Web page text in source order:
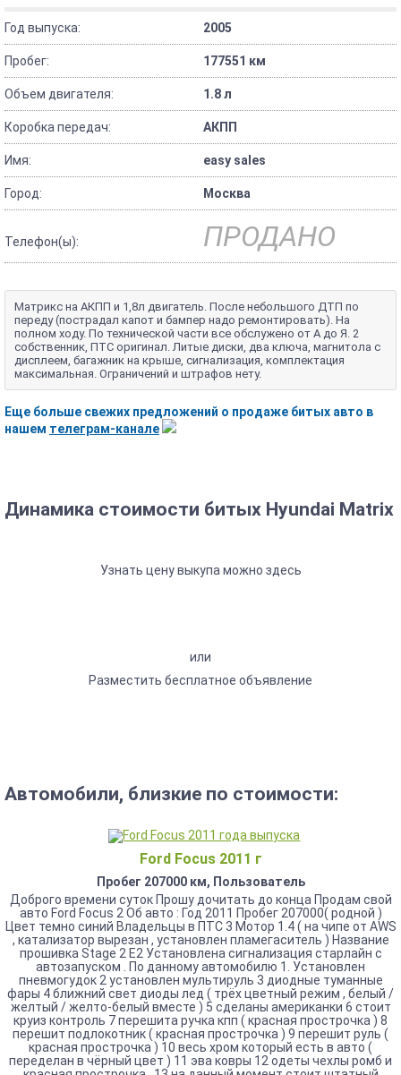
Год выпуска: 2005
Пробег: 177551 км
Объем двигателя: 1.8 л
Коробка передач: АКПП
Имя: easy sales
Город: Москва
Телефон(ы): ПРОДАНО
Матрикс на АКПП и 1,8л двигатель. После небольшого ДТП по
переду (пострадал капот и бампер надо ремонтировать). На
полном ходу. По технической части все обслужено от А до Я. 2
собственник, ПТС оригинал. Литые диски, два ключа, магнитола с
дисплеем, багажник на крыше, сигнализация, комплектация
максимальная. Ограничений и штрафов нету.
Еще больше свежих предложений о продаже битых авто в
нашем телеграм-канале
Динамика стоимости битых Hyundai Matrix
Узнать цену выкупа можно здесь
или
Разместить бесплатное объявление
Автомобили, близкие по стоимости:
Ford Focus 2011 г
Пробег 207000 км, Пользователь
Доброго времени суток Прошу дочитать до конца Продам свой
авто Ford Focus 2 Об авто : Год 2011 Пробег 207000( родной )
Цвет темно синий Владельцы в ПТС 3 Мотор 1.4 ( на чипе от AWS
, катализатор вырезан , установлен пламегаситель ) Название
прошивка Stage 2 E2 Установлена сигнализация старлайн с
автозапуском . По данному автомобилю 1. Установлен
пневмогудок 2 установлен мультируль 3 диодные туманные
фары 4 ближний свет диоды лед ( трёх цветный режим , белый /
желтый / желто-белый вместе ) 5 сделаны американки 6 стоит
круиз контроль 7 перешита ручка кпп ( красная прострочка ) 8
перешит подлокотник ( красная прострочка ) 9 перешит руль (
красная прострочка ) 10 весь хром который есть в авто (
переделан в чёрный цвет ) 11 эва ковры 12 одеты чехлы ромб и